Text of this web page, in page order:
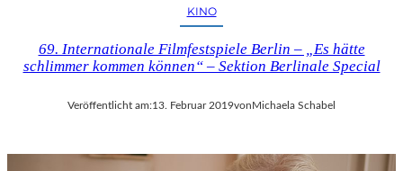
KINO
69. Internationale Filmfestspiele Berlin – „Es hätte
schlimmer kommen können“ – Sektion Berlinale Special
Veröffentlicht am:13. Februar 2019vonMichaela Schabel